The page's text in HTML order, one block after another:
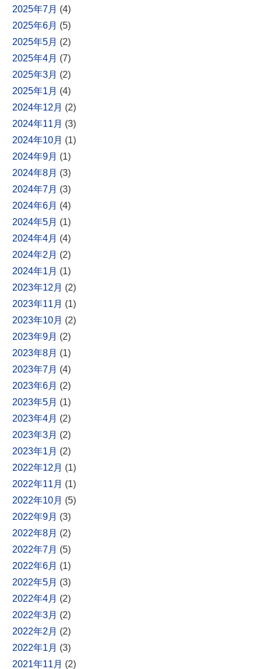
2025年7月 (4)
2025年6月 (5)
2025年5月 (2)
2025年4月 (7)
2025年3月 (2)
2025年1月 (4)
2024年12月 (2)
2024年11月 (3)
2024年10月 (1)
2024年9月 (1)
2024年8月 (3)
2024年7月 (3)
2024年6月 (4)
2024年5月 (1)
2024年4月 (4)
2024年2月 (2)
2024年1月 (1)
2023年12月 (2)
2023年11月 (1)
2023年10月 (2)
2023年9月 (2)
2023年8月 (1)
2023年7月 (4)
2023年6月 (2)
2023年5月 (1)
2023年4月 (2)
2023年3月 (2)
2023年1月 (2)
2022年12月 (1)
2022年11月 (1)
2022年10月 (5)
2022年9月 (3)
2022年8月 (2)
2022年7月 (5)
2022年6月 (1)
2022年5月 (3)
2022年4月 (2)
2022年3月 (2)
2022年2月 (2)
2022年1月 (3)
2021年11月 (2)